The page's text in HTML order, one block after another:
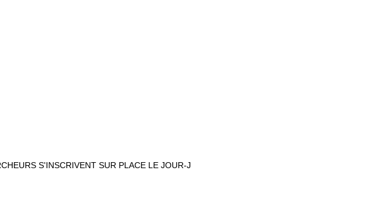
S'INSCRIVENT SUR PLACE LE JOUR-J